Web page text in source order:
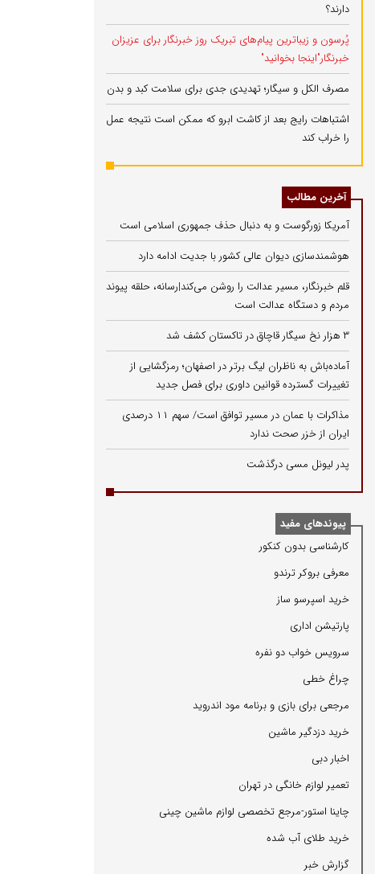
دارند؟
پُرسون و زیباترین پیام‌های تبریک روز خبرنگار برای عزیزان
خبرنگار"اینجا بخوانید"
مصرف الکل و سیگار؛ تهدیدی جدی برای سلامت کبد و بدن
اشتباهات رایج بعد از کاشت ابرو که ممکن است نتیجه عمل
را خراب کند
آخرین مطالب
آمریکا زورگوست و به دنبال حذف جمهوری اسلامی است
هوشمندسازی دیوان عالی کشور با جدیت ادامه دارد
قلم خبرنگار، مسیر عدالت را روشن می‌کند|رسانه، حلقه پیوند
مردم و دستگاه عدالت است
۳ هزار نخ سیگار قاچاق در تاکستان کشف شد
آماده‌باش به ناظران لیگ برتر در اصفهان؛ رمزگشایی از
تغییرات گسترده قوانین داوری برای فصل جدید
مذاکرات با عمان در مسیر توافق است/ سهم ۱۱ درصدی
ایران از خزر صحت ندارد
پدر لیونل مسی درگذشت
پیوندهای مفید
كارشناسی بدون كنكور
معرفی بروكر ترندو
خرید اسپرسو ساز
پارتیشن اداری
سرویس خواب دو نفره
چراغ خطی
مرجعی برای بازی و برنامه مود اندروید
خرید دزدگیر ماشین
اخبار دبی
تعمیر لوازم خانگی در تهران
چاینا استور-مرجع تخصصی لوازم ماشین چینی
خرید طلای آب شده
گزارش خبر